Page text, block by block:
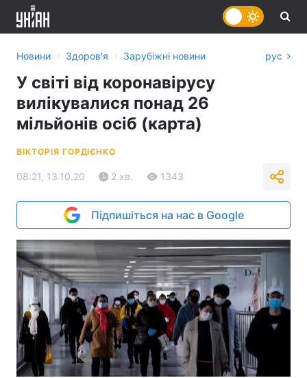
Новини › Здоров'я › Зарубіжні новини рус
У світі від коронавірусу
вилікувалися понад 26
мільйонів осіб (карта)
ВІКТОРІЯ ГОРДІЄНКО
08:21, 13.10.20 2 хв. 1343
Підпишіться на нас в Google